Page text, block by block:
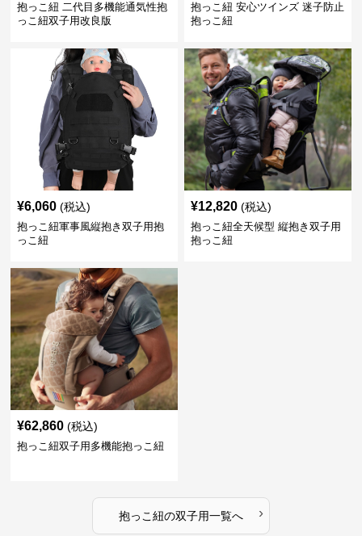
抱っこ紐 二代目多機能通気性抱
っこ紐双子用改良版
抱っこ紐 安心ツインズ 迷子防止
抱っこ紐
¥6,060 (税込)
抱っこ紐軍事風縦抱き双子用抱
っこ紐
¥12,820 (税込)
抱っこ紐全天候型 縦抱き双子用
抱っこ紐
¥62,860 (税込)
抱っこ紐双子用多機能抱っこ紐
抱っこ紐の双子用一覧へ ›